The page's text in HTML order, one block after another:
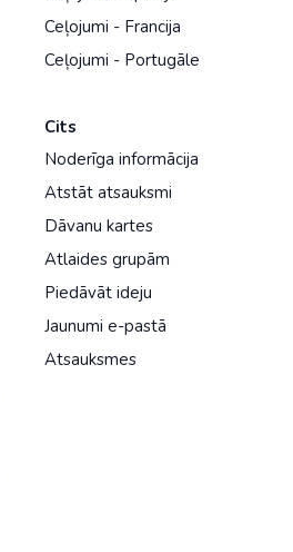
Ceļojumi - Francija
Ceļojumi - Portugāle
Cits
Noderīga informācija
Atstāt atsauksmi
Dāvanu kartes
Atlaides grupām
Piedāvāt ideju
Jaunumi e-pastā
Atsauksmes